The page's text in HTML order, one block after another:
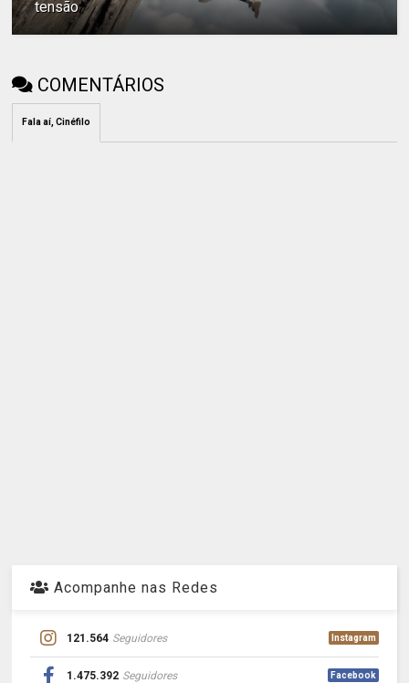
tensão
COMENTÁRIOS
Fala aí, Cinéfilo
Acompanhe nas Redes
121.564 Seguidores Instagram
1.475.392 Seguidores Facebook